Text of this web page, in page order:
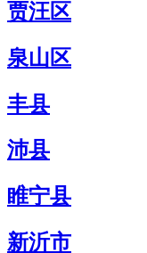
贾汪区
泉山区
丰县
沛县
睢宁县
新沂市